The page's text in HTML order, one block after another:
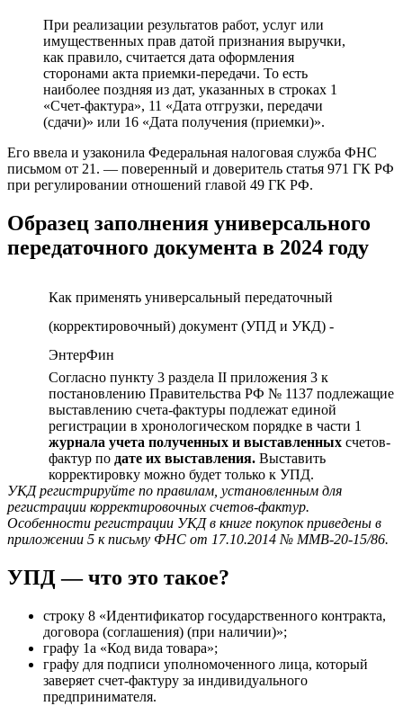
При реализации результатов работ, услуг или
имущественных прав датой признания выручки,
как правило, считается дата оформления
сторонами акта приемки-передачи. То есть
наиболее поздняя из дат, указанных в строках 1
«Счет-фактура», 11 «Дата отгрузки, передачи
(сдачи)» или 16 «Дата получения (приемки)».
Его ввела и узаконила Федеральная налоговая служба ФНС
письмом от 21. — поверенный и доверитель статья 971 ГК РФ
при регулировании отношений главой 49 ГК РФ.
Образец заполнения универсального
передаточного документа в 2024 году
Как применять универсальный передаточный
(корректировочный) документ (УПД и УКД) -
ЭнтерФин
Согласно пункту 3 раздела II приложения 3 к
постановлению Правительства РФ № 1137 подлежащие
выставлению счета-фактуры подлежат единой
регистрации в хронологическом порядке в части 1
журнала учета полученных и выставленных счетов-
фактур по дате их выставления. Выставить
корректировку можно будет только к УПД.
УКД регистрируйте по правилам, установленным для
регистрации корректировочных счетов-фактур.
Особенности регистрации УКД в книге покупок приведены в
приложении 5 к письму ФНС от 17.10.2014 № ММВ-20-15/86.
УПД — что это такое?
строку 8 «Идентификатор государственного контракта,
договора (соглашения) (при наличии)»;
графу 1а «Код вида товара»;
графу для подписи уполномоченного лица, который
заверяет счет-фактуру за индивидуального
предпринимателя.